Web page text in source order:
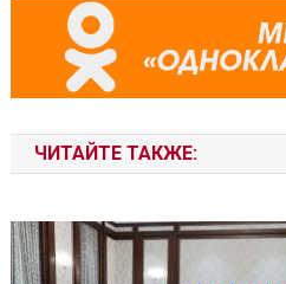
ЧИТАЙТЕ ТАКЖЕ: